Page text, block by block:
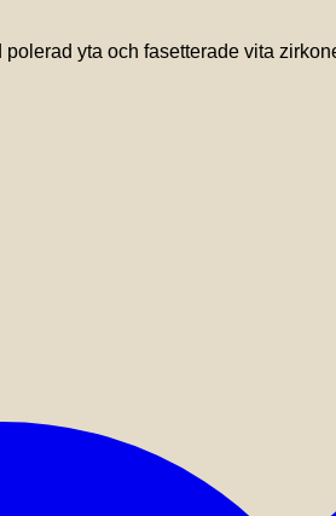
yta och fasetterade vita